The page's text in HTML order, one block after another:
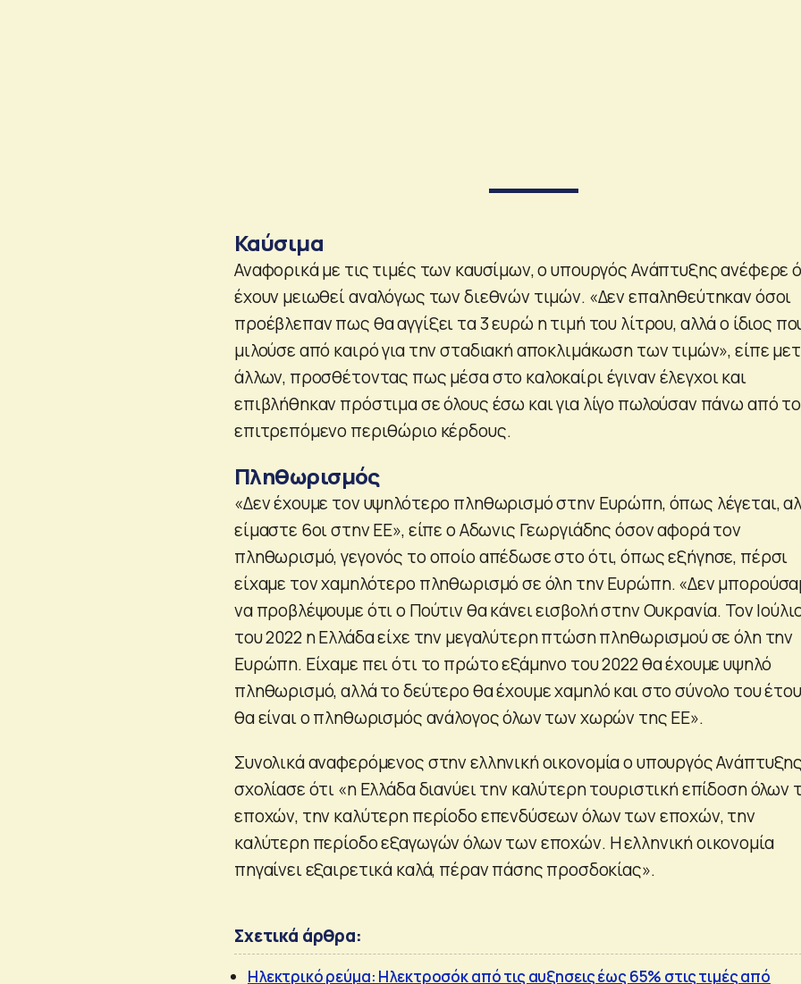
Καύσιμα
Αναφορικά με τις τιμές των καυσίμων, ο υπουργός Ανάπτυξης ανέφερε
έχουν μειωθεί αναλόγως των διεθνών τιμών. «Δεν επαληθεύτηκαν όσοι
προέβλεπαν πως θα αγγίξει τα 3 ευρώ η τιμή του λίτρου, αλλά ο ίδιος
μιλούσε από καιρό για την σταδιακή αποκλιμάκωση των τιμών», είπε
άλλων, προσθέτοντας πως μέσα στο καλοκαίρι έγιναν έλεγχοι και
επιβλήθηκαν πρόστιμα σε όλους έσω και για λίγο πωλούσαν πάνω από το
επιτρεπόμενο περιθώριο κέρδους.
Πληθωρισμός
«Δεν έχουμε τον υψηλότερο πληθωρισμό στην Ευρώπη, όπως λέγεται,
είμαστε 6οι στην ΕΕ», είπε ο Αδωνις Γεωργιάδης όσον αφορά τον
πληθωρισμό, γεγονός το οποίο απέδωσε στο ότι, όπως εξήγησε, πέρσι
είχαμε τον χαμηλότερο πληθωρισμό σε όλη την Ευρώπη. «Δεν
να προβλέψουμε ότι ο Πούτιν θα κάνει εισβολή στην Ουκρανία. Τον
του 2022 η Ελλάδα είχε την μεγαλύτερη πτώση πληθωρισμού σε όλη την
Ευρώπη. Είχαμε πει ότι το πρώτο εξάμηνο του 2022 θα έχουμε υψηλό
πληθωρισμό, αλλά το δεύτερο θα έχουμε χαμηλό και στο σύνολο του
θα είναι ο πληθωρισμός ανάλογος όλων των χωρών της ΕΕ».
Συνολικά αναφερόμενος στην ελληνική οικονομία ο υπουργός
σχολίασε ότι «η Ελλάδα διανύει την καλύτερη τουριστική επίδοση όλων
εποχών, την καλύτερη περίοδο επενδύσεων όλων των εποχών, την
καλύτερη περίοδο εξαγωγών όλων των εποχών. Η ελληνική οικονομία
πηγαίνει εξαιρετικά καλά, πέραν πάσης προσδοκίας».
Σχετικά άρθρα:
Ηλεκτρικό ρεύμα: Ηλεκτροσόκ από τις αυξησεις έως 65% στις τιμές από